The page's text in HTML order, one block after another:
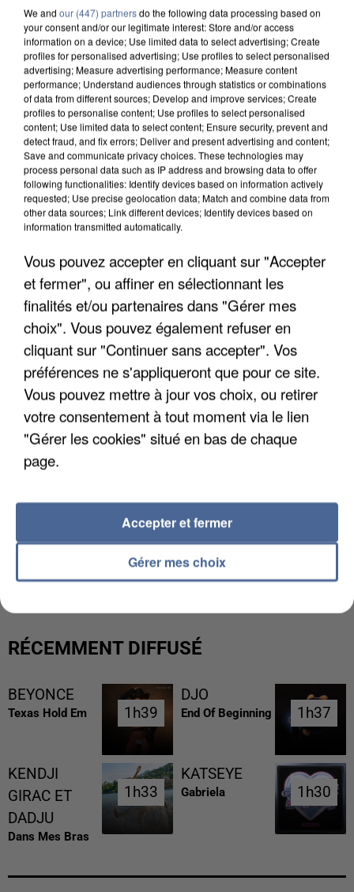
DE FAUNE SAUVAGE SONT...
L’UN DES FONDATEURS SUPPOSÉS DE LA DZ
MAFIA INTERPELLÉ EN ALGÉRIE
RÉCEMMENT DIFFUSÉ
BEYONCE
Texas Hold Em 1h39
1h39
DJO
End Of Beginning 1h37
1h37
KENDJI
GIRAC ET
DADJU
Dans Mes Bras
1h33
1h33
KATSEYE
Gabriela 1h30
1h30
We and our (447) partnersdo the following data processing based on
your consent and/or our legitimate interest: Store and/or access
information on a device; Use limited data to select advertising; Create
profiles for personalised advertising; Use profiles to select personalised
advertising; Measure advertising performance; Measure content
performance; Understand audiences through statistics or combinations
of data from different sources; Develop and improve services; Create
profiles to personalise content; Use profiles to select personalised
content; Use limited data to select content; Ensure security, prevent and
detect fraud, and fix errors; Deliver and present advertising and content;
Save and communicate privacy choices. These technologies may
process personal data such as IP address and browsing data to offer
following functionalities: Identify devices based on information actively
requested; Use precise geolocation data; Match and combine data from
other data sources; Link different devices; Identify devices based on
information transmitted automatically.
Vous pouvez accepter en cliquant sur "Accepter
et fermer", ou affiner en sélectionnant les
finalités et/ou partenaires dans "Gérer mes
choix". Vous pouvez également refuser en
cliquant sur "Continuer sans accepter". Vos
préférences ne s'appliqueront que pour ce site.
Vous pouvez mettre à jour vos choix, ou retirer
votre consentement à tout moment via le lien
"Gérer les cookies" situé en bas de chaque
page.
Gérer mes choix
Accepter et fermer